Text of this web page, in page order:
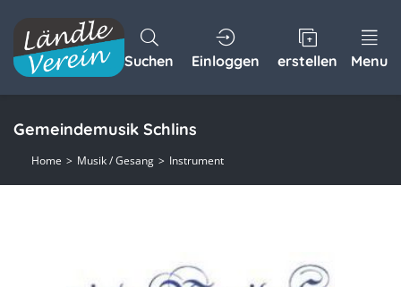
Suchen Einloggen erstellen Menu
Gemeindemusik Schlins
Home Musik / Gesang Instrument